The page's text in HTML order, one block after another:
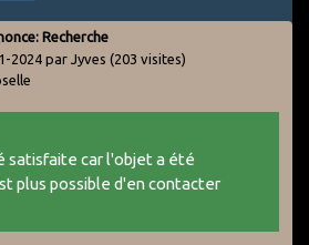
Recherche
2024 par Jyves (203 visites)
satisfaite car l'objet a été
plus possible d'en contacter